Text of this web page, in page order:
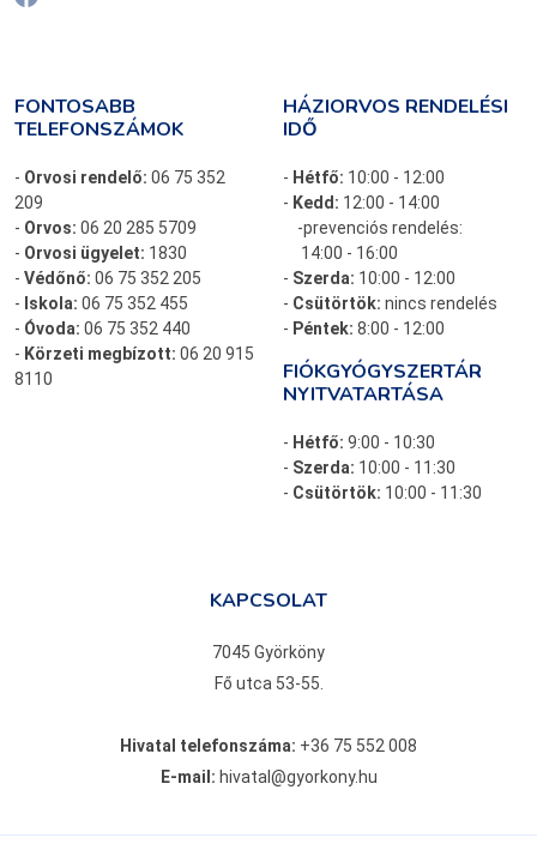
FONTOSABB
TELEFONSZÁMOK
- Orvosi rendelő: 06 75 352
209
- Orvos: 06 20 285 5709
- Orvosi ügyelet: 1830
- Védőnő: 06 75 352 205
- Iskola: 06 75 352 455
- Óvoda: 06 75 352 440
- Körzeti megbízott: 06 20 915
8110
HÁZIORVOS RENDELÉSI
IDŐ
- Hétfő: 10:00 - 12:00
- Kedd: 12:00 - 14:00
-prevenciós rendelés:
14:00 - 16:00
- Szerda: 10:00 - 12:00
- Csütörtök: nincs rendelés
- Péntek: 8:00 - 12:00
FIÓKGYÓGYSZERTÁR
NYITVATARTÁSA
- Hétfő: 9:00 - 10:30
- Szerda: 10:00 - 11:30
- Csütörtök: 10:00 - 11:30
KAPCSOLAT
7045 Györköny
Fő utca 53-55.
Hivatal telefonszáma: +36 75 552 008
E-mail: hivatal@gyorkony.hu